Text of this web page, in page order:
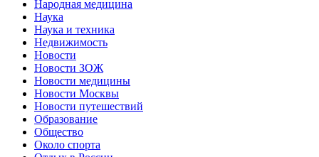
Народная медицина
Наука
Наука и техника
Недвижимость
Новости
Новости ЗОЖ
Новости медицины
Новости Москвы
Новости путешествий
Образование
Общество
Около спорта